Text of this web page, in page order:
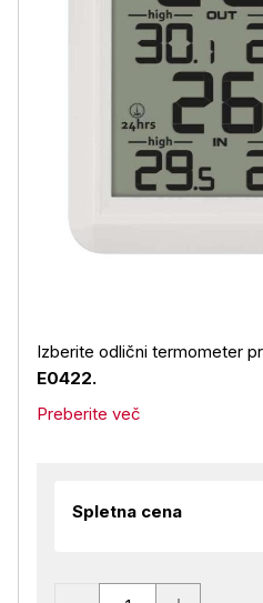
Izberite odlični termometer
E0422.
Preberite več
Spletna cena